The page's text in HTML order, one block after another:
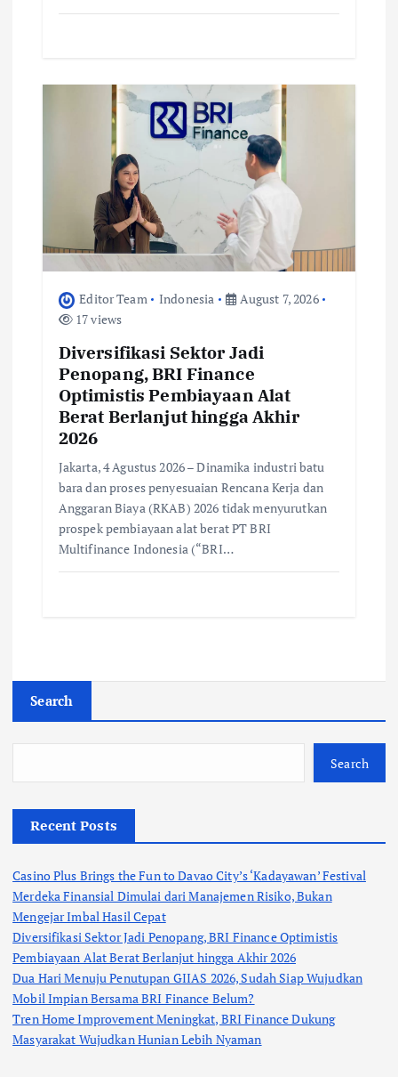
Editor Team Indonesia
August 7, 2026
17 views
Diversifikasi Sektor Jadi
Penopang, BRI Finance
Optimistis Pembiayaan Alat
Berat Berlanjut hingga Akhir
2026
Jakarta, 4 Agustus 2026 – Dinamika industri batu
bara dan proses penyesuaian Rencana Kerja dan
Anggaran Biaya (RKAB) 2026 tidak menyurutkan
prospek pembiayaan alat berat PT BRI
Multifinance Indonesia (“BRI…
Search
Search
Recent Posts
Casino Plus Brings the Fun to Davao City’s ‘Kadayawan’ Festival
Merdeka Finansial Dimulai dari Manajemen Risiko, Bukan
Mengejar Imbal Hasil Cepat
Diversifikasi Sektor Jadi Penopang, BRI Finance Optimistis
Pembiayaan Alat Berat Berlanjut hingga Akhir 2026
Dua Hari Menuju Penutupan GIIAS 2026, Sudah Siap Wujudkan
Mobil Impian Bersama BRI Finance Belum?
Tren Home Improvement Meningkat, BRI Finance Dukung
Masyarakat Wujudkan Hunian Lebih Nyaman